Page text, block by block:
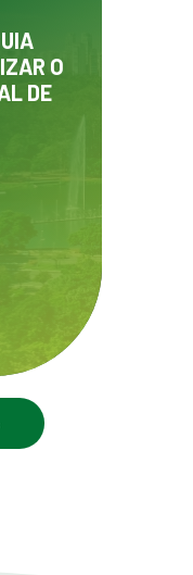
O
DE